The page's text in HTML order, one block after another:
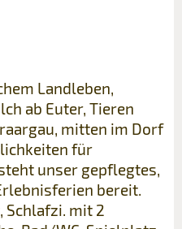
Landleben,
ab Euter, Tieren
mitten im Dorf
für
unser gepflegtes,
bereit.
Schlafzi. mit 2